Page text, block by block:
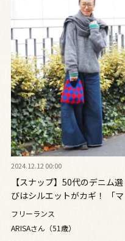
2024.12.12 00:00
【スナップ】50代のデニム選
びはシルエットがカギ！ 「マ
ルニ」のニットバッグで鮮やか
フリーランス
ARISAさん（51歳）